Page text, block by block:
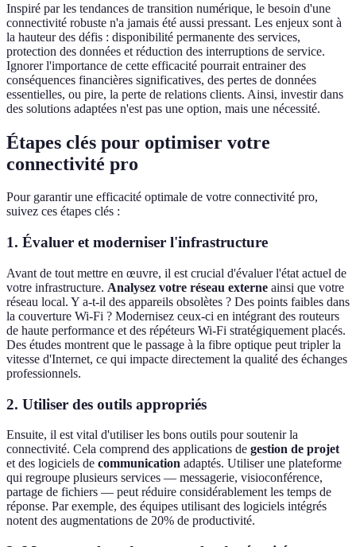
Inspiré par les tendances de transition numérique, le besoin d'une
connectivité robuste n'a jamais été aussi pressant. Les enjeux sont à
la hauteur des défis : disponibilité permanente des services,
protection des données et réduction des interruptions de service.
Ignorer l'importance de cette efficacité pourrait entrainer des
conséquences financières significatives, des pertes de données
essentielles, ou pire, la perte de relations clients. Ainsi, investir dans
des solutions adaptées n'est pas une option, mais une nécessité.
Étapes clés pour optimiser votre
connectivité pro
Pour garantir une efficacité optimale de votre connectivité pro,
suivez ces étapes clés :
1. Évaluer et moderniser l'infrastructure
Avant de tout mettre en œuvre, il est crucial d'évaluer l'état actuel de
votre infrastructure. Analysez votre réseau externe ainsi que votre
réseau local. Y a-t-il des appareils obsolètes ? Des points faibles dans
la couverture Wi-Fi ? Modernisez ceux-ci en intégrant des routeurs
de haute performance et des répéteurs Wi-Fi stratégiquement placés.
Des études montrent que le passage à la fibre optique peut tripler la
vitesse d'Internet, ce qui impacte directement la qualité des échanges
professionnels.
2. Utiliser des outils appropriés
Ensuite, il est vital d'utiliser les bons outils pour soutenir la
connectivité. Cela comprend des applications de gestion de projet
et des logiciels de communication adaptés. Utiliser une plateforme
qui regroupe plusieurs services — messagerie, visioconférence,
partage de fichiers — peut réduire considérablement les temps de
réponse. Par exemple, des équipes utilisant des logiciels intégrés
notent des augmentations de 20% de productivité.